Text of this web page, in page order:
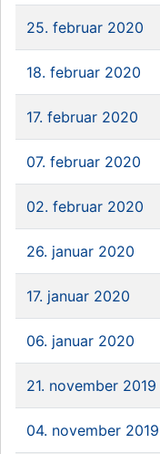
25. februar 2020
18. februar 2020
17. februar 2020
07. februar 2020
02. februar 2020
26. januar 2020
17. januar 2020
06. januar 2020
21. november 2019
04. november 2019